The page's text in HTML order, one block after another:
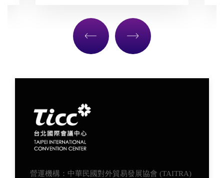
營運機構：中華民國對外貿易發展協會 (TAITRA)